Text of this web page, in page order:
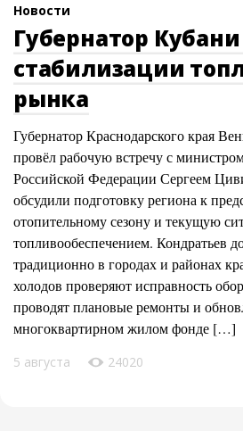
Новости
Губернатор
стабилизации
рынка
Губернатор Краснодарского края
провёл рабочую встречу с
Российской Федерации Сергеем
обсудили подготовку региона к
отопительному сезону и текущую
топливообеспечением. Кондратьев
традиционно в городах и районах
холодов проверяют исправность
проводят плановые ремонты и
многоквартирном жилом фонде […]
5 августа 24020